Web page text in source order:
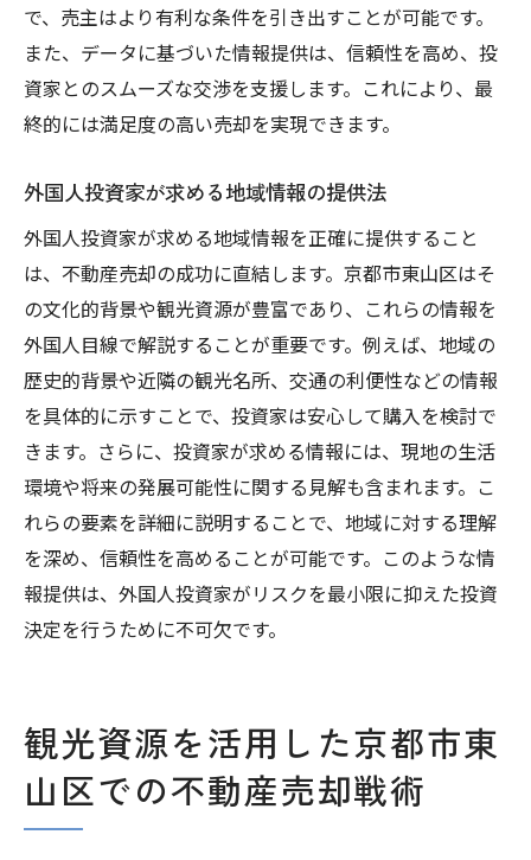
で、売主はより有利な条件を引き出すことが可能です。
また、データに基づいた情報提供は、信頼性を高め、投
資家とのスムーズな交渉を支援します。これにより、最
終的には満足度の高い売却を実現できます。
外国人投資家が求める地域情報の提供法
外国人投資家が求める地域情報を正確に提供すること
は、不動産売却の成功に直結します。京都市東山区はそ
の文化的背景や観光資源が豊富であり、これらの情報を
外国人目線で解説することが重要です。例えば、地域の
歴史的背景や近隣の観光名所、交通の利便性などの情報
を具体的に示すことで、投資家は安心して購入を検討で
きます。さらに、投資家が求める情報には、現地の生活
環境や将来の発展可能性に関する見解も含まれます。こ
れらの要素を詳細に説明することで、地域に対する理解
を深め、信頼性を高めることが可能です。このような情
報提供は、外国人投資家がリスクを最小限に抑えた投資
決定を行うために不可欠です。
観光資源を活用した京都市東
山区での不動産売却戦術